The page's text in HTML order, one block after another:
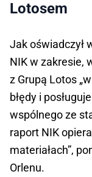
Lotosem
Jak oświadczył
NIK w zakresie,
z Grupą Lotos
błędy i
wspólnego ze
raport NIK
materiałach”,
Orlenu.